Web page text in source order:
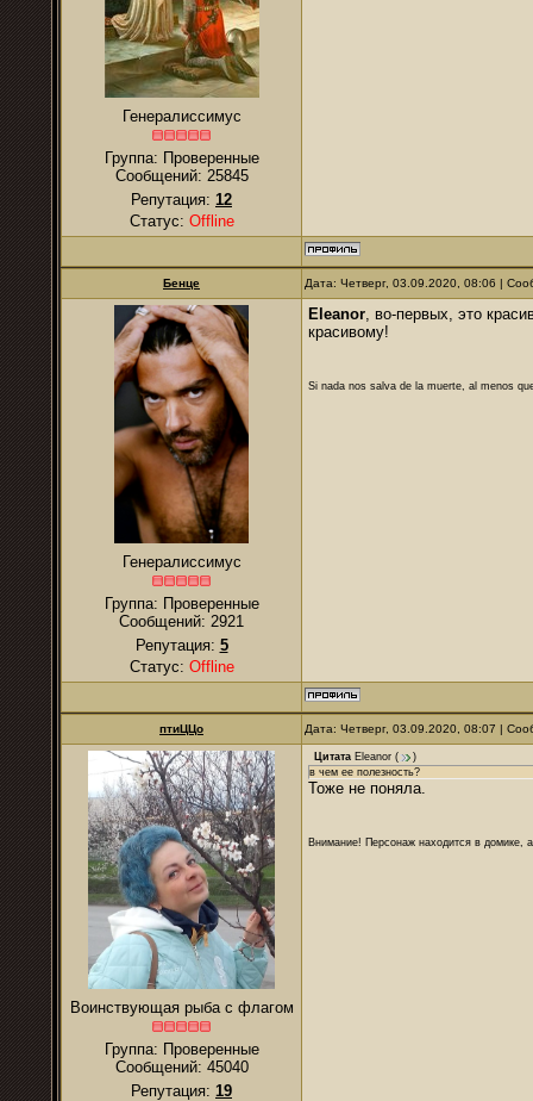
Генералиссимус
Группа: Проверенные
Сообщений: 25845
Репутация: 12
Статус: Offline
Бенце Дата: Четверг, 03.09.2020, 08:06 |
Генералиссимус
Группа: Проверенные
Сообщений: 2921
Репутация: 5
Статус: Offline
Eleanor, во-первых, это
красивому!
Si nada nos salva de la muerte, al menos
птиЦЦо Дата: Четверг, 03.09.2020, 08:07 |
Воинствующая рыба с флагом
Группа: Проверенные
Сообщений: 45040
Репутация: 19
Цитата Eleanor (
)
в чем ее полезность?
Тоже не поняла.
Внимание! Персонаж находится в домике,